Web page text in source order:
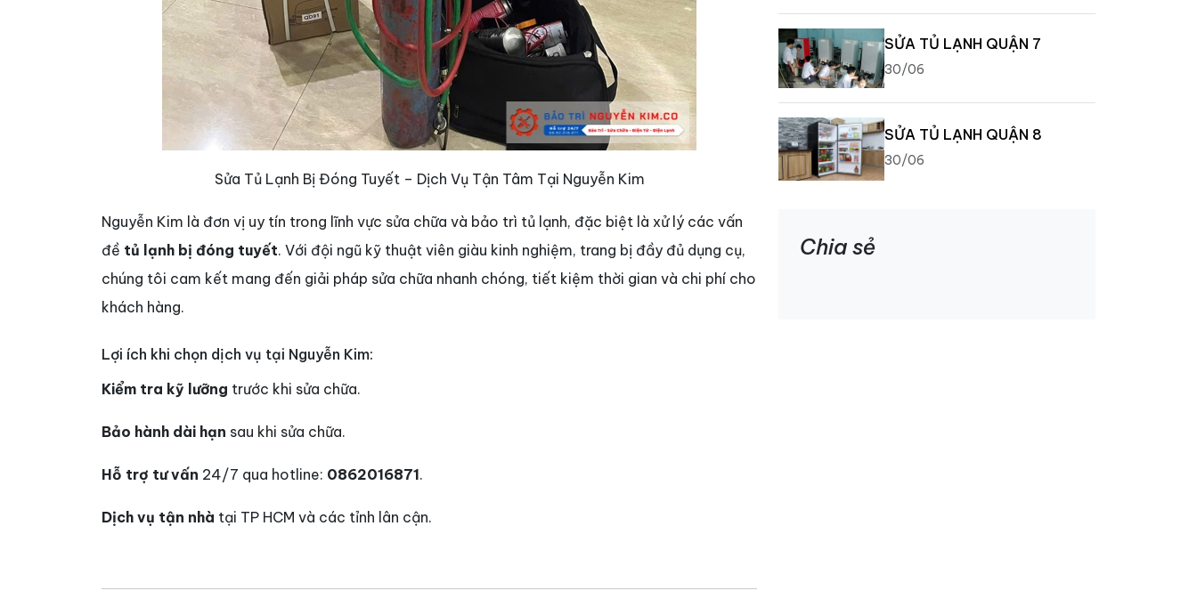
Sửa Tủ Lạnh Bị Đóng Tuyết – Dịch Vụ Tận Tâm Tại Nguyễn Kim
Nguyễn Kim là đơn vị uy tín trong lĩnh vực sửa chữa và bảo trì tủ lạnh, đặc biệt là xử lý các vấn
đề tủ lạnh bị đóng tuyết. Với đội ngũ kỹ thuật viên giàu kinh nghiệm, trang bị đầy đủ dụng cụ,
chúng tôi cam kết mang đến giải pháp sửa chữa nhanh chóng, tiết kiệm thời gian và chi phí cho
khách hàng.
Lợi ích khi chọn dịch vụ tại Nguyễn Kim:
Kiểm tra kỹ lưỡng trước khi sửa chữa.
Bảo hành dài hạn sau khi sửa chữa.
Hỗ trợ tư vấn 24/7 qua hotline: 0862016871.
Dịch vụ tận nhà tại TP HCM và các tỉnh lân cận.
SỬA TỦ LẠNH QUẬN 7
30/06
SỬA TỦ LẠNH QUẬN 8
30/06
Chia sẻ